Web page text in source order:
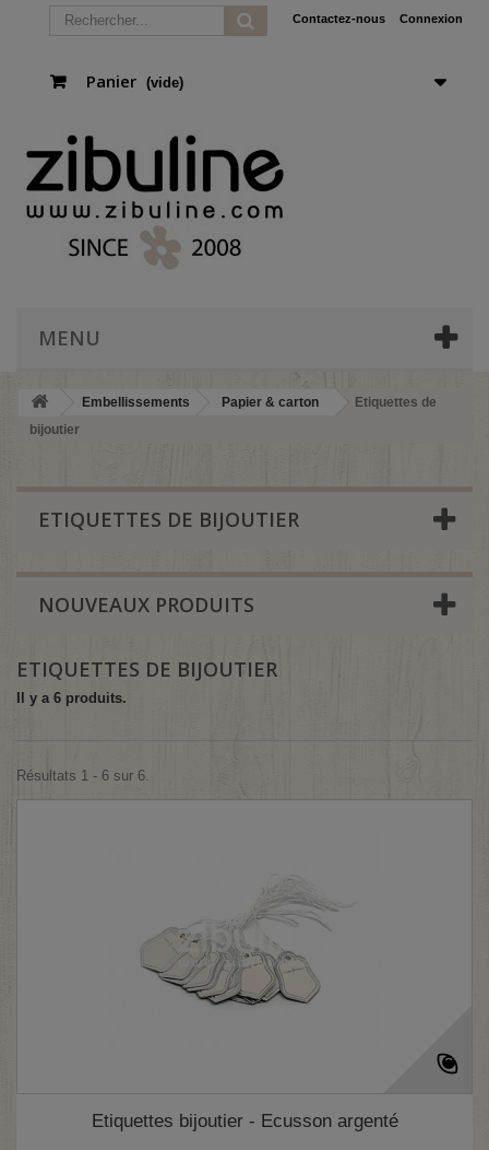
Connexion
Contactez-nous
Panier (vide)
MENU
Embellissements Papier & carton
Etiquettes de
bijoutier
ETIQUETTES DE BIJOUTIER
NOUVEAUX PRODUITS
ETIQUETTES DE BIJOUTIER
Il y a 6 produits.
Résultats 1 - 6 sur 6.
Etiquettes bijoutier - Ecusson argenté